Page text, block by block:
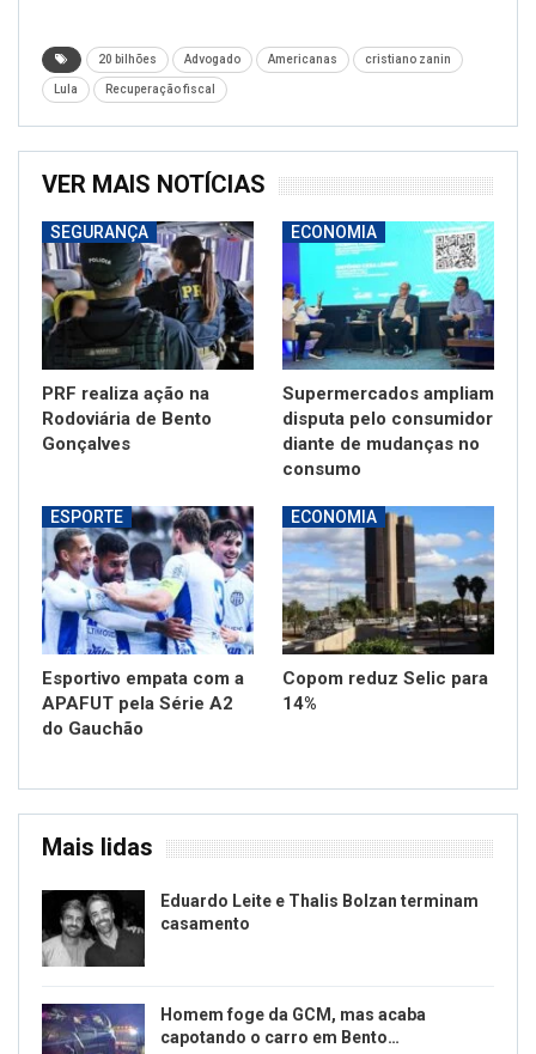
20 bilhões Advogado Americanas cristiano zanin
Lula Recuperação fiscal
VER MAIS NOTÍCIAS
SEGURANÇA
PRF realiza ação na
Rodoviária de Bento
Gonçalves
ECONOMIA
Supermercados ampliam
disputa pelo consumidor
diante de mudanças no
consumo
ESPORTE
Esportivo empata com a
APAFUT pela Série A2
do Gauchão
ECONOMIA
Copom reduz Selic para
14%
Mais lidas
Eduardo Leite e Thalis Bolzan terminam
casamento
Homem foge da GCM, mas acaba
capotando o carro em Bento…